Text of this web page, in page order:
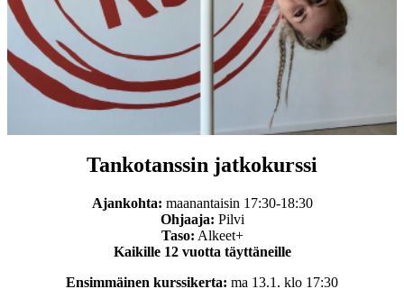
Tankotanssin jatkokurssi
Ajankohta: maanantaisin 17:30-18:30
Ohjaaja: Pilvi
Taso: Alkeet+
Kaikille 12 vuotta täyttäneille
Ensimmäinen kurssikerta: ma 13.1. klo 17:30